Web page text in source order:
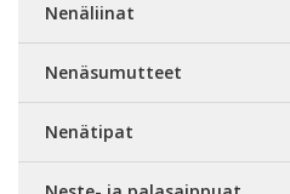
Nenäliinat
Nenäsumutteet
Nenätipat